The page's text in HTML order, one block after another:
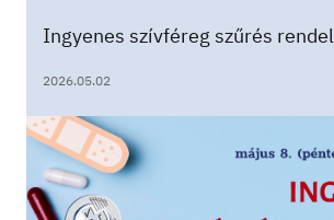
gsv tőlünk épült
csincsilla
Ingyenes szívféreg szűrés
2026.05.02